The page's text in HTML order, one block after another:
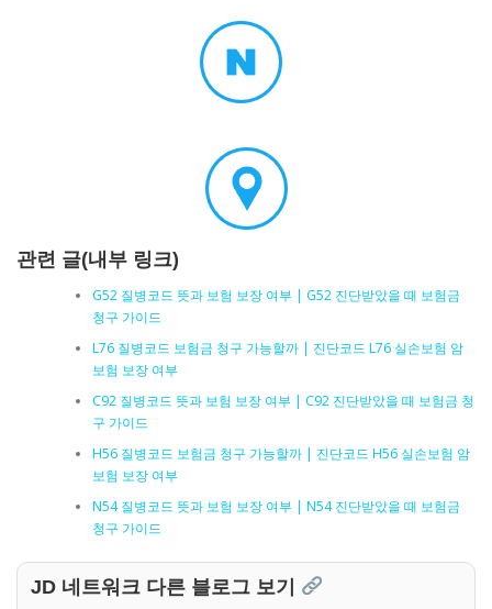
관련 글(내부 링크)
G52 질병코드 뜻과 보험 보장 여부 | G52 진단받았을 때 보험금
청구 가이드
L76 질병코드 보험금 청구 가능할까 | 진단코드 L76 실손보험 암
보험 보장 여부
C92 질병코드 뜻과 보험 보장 여부 | C92 진단받았을 때 보험금 청
구 가이드
H56 질병코드 보험금 청구 가능할까 | 진단코드 H56 실손보험 암
보험 보장 여부
N54 질병코드 뜻과 보험 보장 여부 | N54 진단받았을 때 보험금
청구 가이드
JD 네트워크 다른 블로그 보기